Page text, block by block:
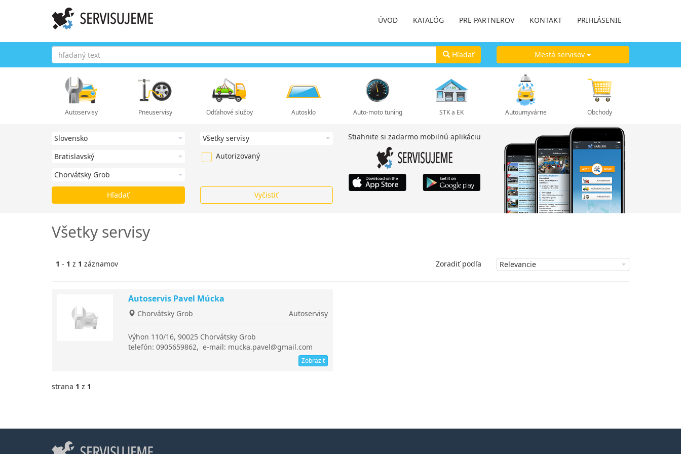
ÚVOD KATALÓG PRE PARTNEROV KONTAKT PRIHLÁSENIE
Hľadať Mestá servisov
Autoservisy Pneuservisy Odťahové služby Autosklo Auto-moto tuning STK a EK Autoumyvárne Obchody
Autorizovaný
Stiahnite si zadarmo mobilnú aplikáciu
Všetky servisy
1 - 1 z 1 záznamov Zoradiť podľa
Autoservis Pavel Múcka
Chorvátsky Grob Autoservisy
Výhon 110/16, 90025 Chorvátsky Grob
telefón: 0905659862, e-mail: mucka.pavel@gmail.com
Zobraziť
strana 1 z 1